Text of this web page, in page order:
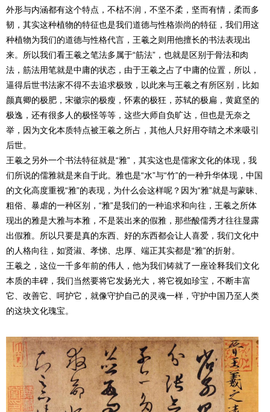
外形与内涵都有这个特点，不枯不润，不坚不柔，坚而有情，柔而多
韧，其实这种植物的特征也是我们道德与性格崇尚的特征，我们用这
种植物为我们的道德与性格代言，王羲之则用他擅长的书法表现出
来。所以我们看王羲之笔法多属于“筋法”，也就是区别于骨法和肉
法，筋法用笔就是中庸的状态，由于王羲之占了中庸的位置，所以，
逼得后世书法家不得不去追求极致，以此来与王羲之有所区别，比如
颜真卿的极肥，宋徽宗的极瘦，怀素的极狂，苏轼的极扁，黄庭坚的
极逸，还有很多人的极怪等等，这些大师自负旷达，但也是无奈之
举，因为文化本质特点被王羲之所占，其他人只好用夺睛之术来吸引
后世。
王羲之另外一个书法特征就是“雅”，其实这也是儒家文化的体现，我
们所说的儒雅就是来自于此。雅也是“水”与“竹”的一种升华体现，中国
的文化高度重视“雅”的表现，为什么会这样呢？因为“雅”就是与蒙昧、
粗俗、暴虐的一种区别，“雅”是我们的一种追求和向往，王羲之所体
现出的雅是大雅与本雅，不是装出来的假雅，那些酸儒秀才往往显露
出假雅。所以只要是真的东西、好的东西都会让人喜爱，我们文化中
的人格向往，如贤淑、孝悌、忠厚、端正其实都是“雅”的折射。
王羲之，这位一千多年前的伟人，他为我们铸就了一座诠释我们文化
本质的丰碑，我们当然要将它发扬光大，将它视如珍宝，不断丰富
它、改善它、呵护它，就像守护自己的灵魂一样，守护中国乃至人类
的这块文化瑰宝。